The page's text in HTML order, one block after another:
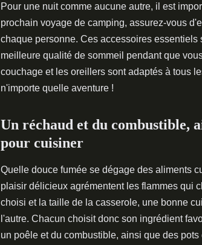
Pour une nuit comme aucune autre, il est
prochain voyage de camping, assurez-vous
chaque personne. Ces accessoires
meilleure qualité de sommeil pendant que
couchage et les oreillers sont adaptés à tous
n'importe quelle aventure !
Un réchaud et du combustible,
pour cuisiner
Quelle douce fumée se dégage des aliments
plaisir délicieux agrémentent les flammes qui
choisi et la taille de la casserole, une bonne
l'autre. Chacun choisit donc son ingrédient
un poêle et du combustible, ainsi que des